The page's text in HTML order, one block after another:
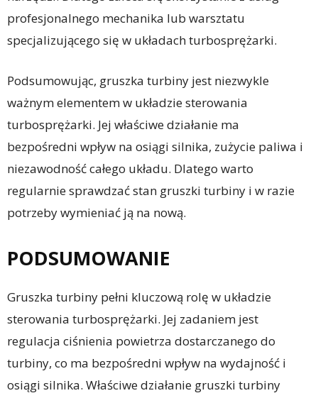
profesjonalnego mechanika lub warsztatu
specjalizującego się w układach turbosprężarki.
Podsumowując, gruszka turbiny jest niezwykle
ważnym elementem w układzie sterowania
turbosprężarki. Jej właściwe działanie ma
bezpośredni wpływ na osiągi silnika, zużycie paliwa i
niezawodność całego układu. Dlatego warto
regularnie sprawdzać stan gruszki turbiny i w razie
potrzeby wymieniać ją na nową.
PODSUMOWANIE
Gruszka turbiny pełni kluczową rolę w układzie
sterowania turbosprężarki. Jej zadaniem jest
regulacja ciśnienia powietrza dostarczanego do
turbiny, co ma bezpośredni wpływ na wydajność i
osiągi silnika. Właściwe działanie gruszki turbiny